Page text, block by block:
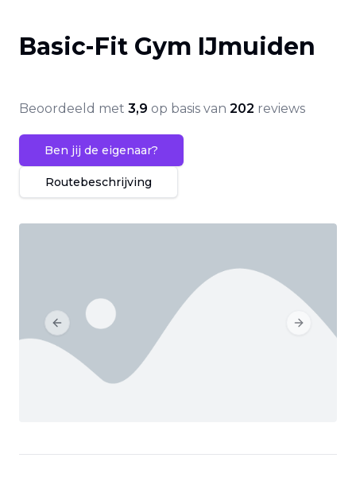
Basic-Fit Gym IJmuiden
Beoordeeld met 3,9 op basis van 202 reviews
Ben jij de eigenaar?
Routebeschrijving
Previous slide Next slide